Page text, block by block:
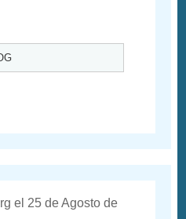
el 25 de Agosto de